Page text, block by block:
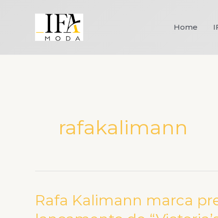
Home
rafakalimann
Rafa Kalimann marca
Rafa